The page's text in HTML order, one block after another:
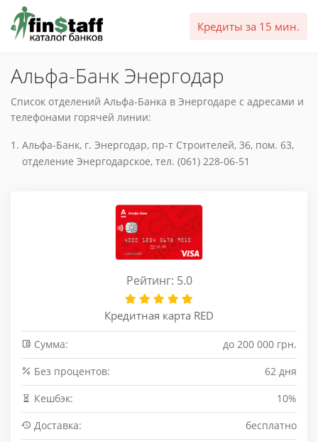
Кредиты за 15 мин.
Альфа-Банк Энергодар
Список отделений Альфа-Банка в Энергодаре с адресами и
телефонами горячей линии:
Альфа-Банк, г. Энергодар, пр-т Строителей, 36, пом. 63,
отделение Энергодарское, тел. (061) 228-06-51
Рейтинг: 5.0
Кредитная карта RED
Сумма:
до 200 000 грн.
Без процентов:
62 дня
Кешбэк:
10%
Доставка:
бесплатно